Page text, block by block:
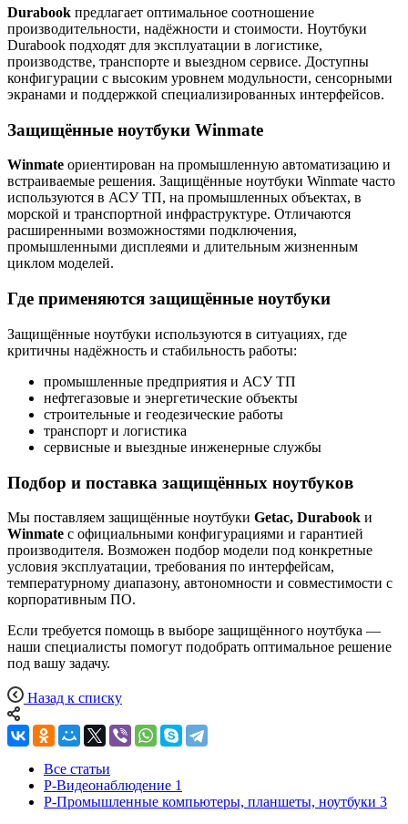
Durabook предлагает оптимальное соотношение
производительности, надёжности и стоимости. Ноутбуки
Durabook подходят для эксплуатации в логистике,
производстве, транспорте и выездном сервисе. Доступны
конфигурации с высоким уровнем модульности, сенсорными
экранами и поддержкой специализированных интерфейсов.
Защищённые ноутбуки Winmate
Winmate ориентирован на промышленную автоматизацию и
встраиваемые решения. Защищённые ноутбуки Winmate часто
используются в АСУ ТП, на промышленных объектах, в
морской и транспортной инфраструктуре. Отличаются
расширенными возможностями подключения,
промышленными дисплеями и длительным жизненным
циклом моделей.
Где применяются защищённые ноутбуки
Защищённые ноутбуки используются в ситуациях, где
критичны надёжность и стабильность работы:
промышленные предприятия и АСУ ТП
нефтегазовые и энергетические объекты
строительные и геодезические работы
транспорт и логистика
сервисные и выездные инженерные службы
Подбор и поставка защищённых ноутбуков
Мы поставляем защищённые ноутбуки Getac, Durabook и
Winmate с официальными конфигурациями и гарантией
производителя. Возможен подбор модели под конкретные
условия эксплуатации, требования по интерфейсам,
температурному диапазону, автономности и совместимости с
корпоративным ПО.
Если требуется помощь в выборе защищённого ноутбука —
наши специалисты помогут подобрать оптимальное решение
под вашу задачу.
Назад к списку
Все статьи
Р-Видеонаблюдение 1
Р-Промышленные компьютеры, планшеты, ноутбуки 3